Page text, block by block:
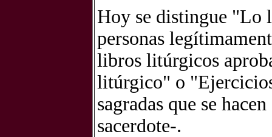
Hoy se distingue "Lo
personas
libros litúrgicos
litúrgico" o
sagradas que se
sacerdote-.